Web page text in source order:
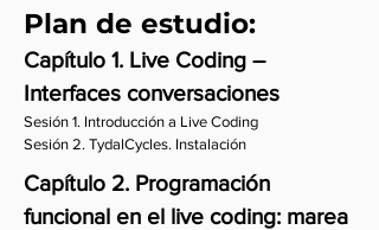
Plan de estudio:
Capítulo 1. Live Coding –
Interfaces conversaciones
Sesión 1. Introducción a Live Coding
Sesión 2. TydalCycles. Instalación
Capítulo 2. Programación
funcional en el live coding: marea